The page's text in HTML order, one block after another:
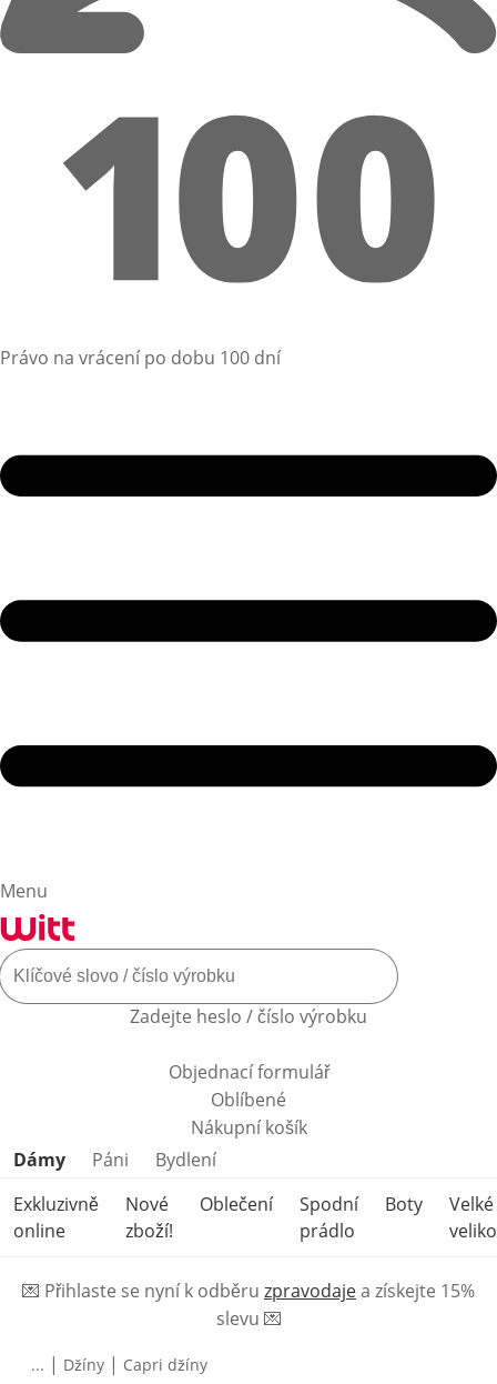
Právo na vrácení po dobu 100 dní
Menu
Zadejte heslo / číslo výrobku
Objednací formulář
Oblíbené
Nákupní košík
Přeskočit kategorie produktů
Dámy Páni
Bydlení
Exkluzivně
online
Nové
zboží!
Oblečení
Spodní
prádlo
Boty
Velké
💌 Přihlaste se nyní k odběru zpravodajea získejte 15%
slevu 💌
... | Džíny | Capri džíny